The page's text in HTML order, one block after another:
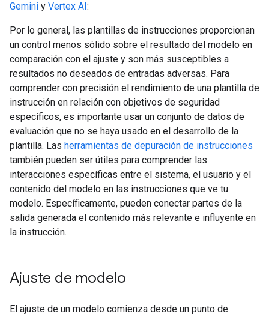
Gemini y Vertex AI:
Por lo general, las plantillas de instrucciones proporcionan
un control menos sólido sobre el resultado del modelo en
comparación con el ajuste y son más susceptibles a
resultados no deseados de entradas adversas. Para
comprender con precisión el rendimiento de una plantilla de
instrucción en relación con objetivos de seguridad
específicos, es importante usar un conjunto de datos de
evaluación que no se haya usado en el desarrollo de la
plantilla. Las herramientas de depuración de instrucciones
también pueden ser útiles para comprender las
interacciones específicas entre el sistema, el usuario y el
contenido del modelo en las instrucciones que ve tu
modelo. Específicamente, pueden conectar partes de la
salida generada el contenido más relevante e influyente en
la instrucción.
Ajuste de modelo
El ajuste de un modelo comienza desde un punto de